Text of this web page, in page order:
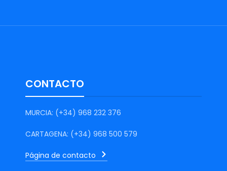
CONTACTO
MURCIA: (+34) 968 232 376
CARTAGENA: (+34) 968 500 579
Página de contacto